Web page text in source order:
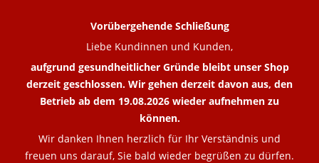
Vorübergehende Schließung
Liebe Kundinnen und Kunden,
aufgrund gesundheitlicher Gründe bleibt unser Shop
derzeit geschlossen. Wir gehen derzeit davon aus, den
Betrieb ab dem 19.08.2026 wieder aufnehmen zu
können.
Wir danken Ihnen herzlich für Ihr Verständnis und
freuen uns darauf, Sie bald wieder begrüßen zu dürfen.